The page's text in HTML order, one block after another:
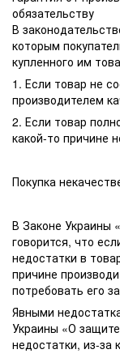
обязательству
В
которым
купленного им
1. Если товар не
производителем
2. Если товар
какой-то причине
Покупка
В Законе Украины
говорится, что
недостатки в
причине
потребовать его
Явными
Украины «О
недостатки, из-за